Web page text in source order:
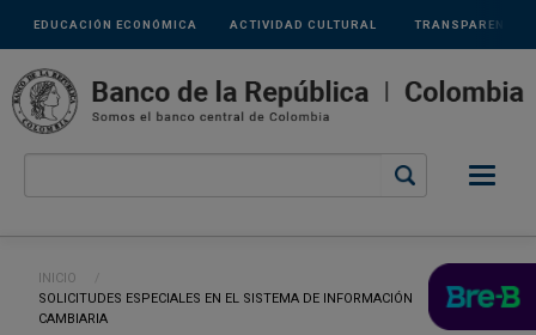
Pasar al contenido principal
Links
secundarios
ACTIVIDAD CULTURAL
EDUCACIÓN ECONÓMICA TRANSPARENCIA
Ruta de navegación
INICIO
CURRENT:
SOLICITUDES ESPECIALES EN EL SISTEMA DE INFORMACIÓN
CAMBIARIA